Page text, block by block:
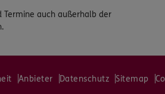
Termine auch außerhalb der
Anbieter Datenschutz Sitemap